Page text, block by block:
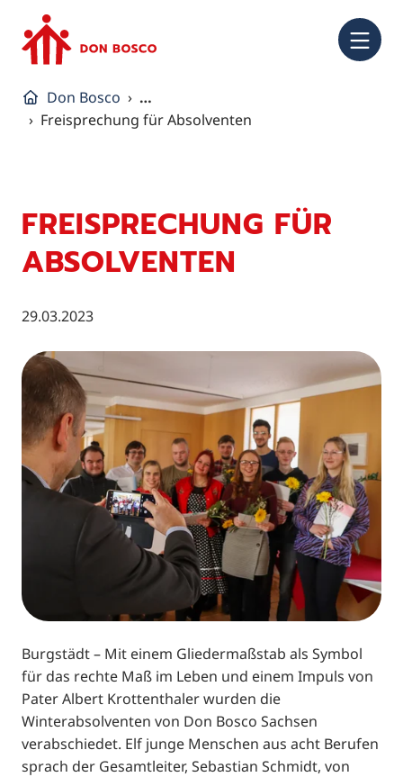
Don Bosco
…
Freisprechung für Absolventen
FREISPRECHUNG FÜR
ABSOLVENTEN
29.03.2023
Burgstädt – Mit einem Gliedermaßstab als Symbol
für das rechte Maß im Leben und einem Impuls von
Pater Albert Krottenthaler wurden die
Winterabsolventen von Don Bosco Sachsen
verabschiedet. Elf junge Menschen aus acht Berufen
sprach der Gesamtleiter, Sebastian Schmidt, von